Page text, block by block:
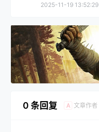
2025-11-19 13:52:29
0 条回复 A 文章作者